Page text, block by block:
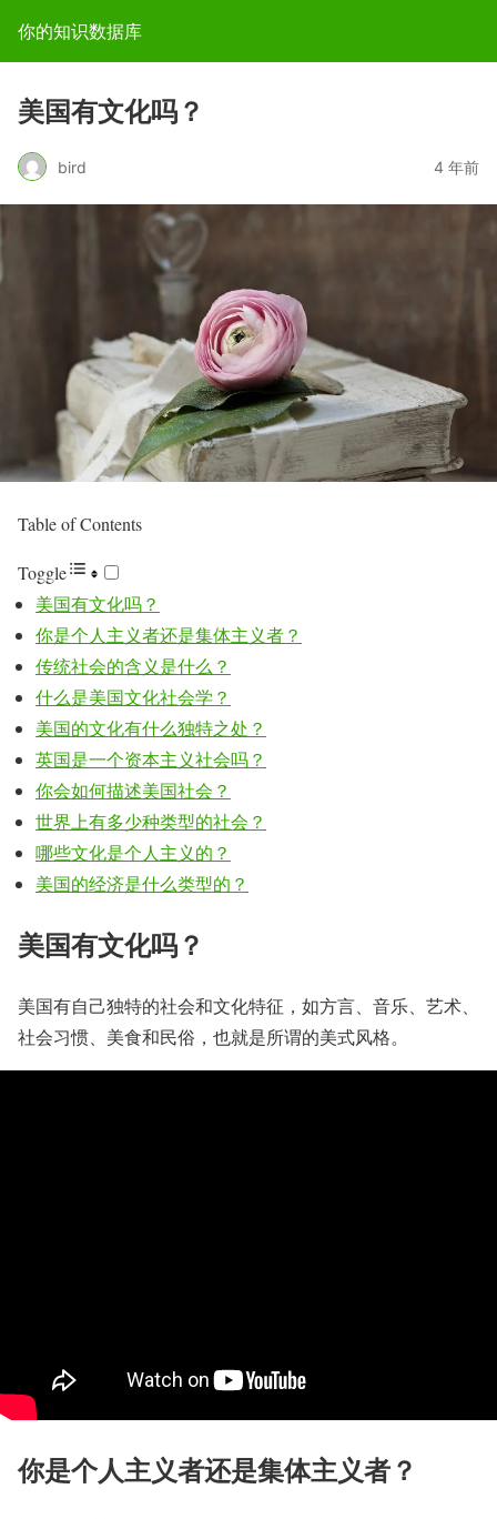
你的知识数据库
美国有文化吗？
bird 4 年前
Table of Contents
Toggle
美国有文化吗？
你是个人主义者还是集体主义者？
传统社会的含义是什么？
什么是美国文化社会学？
美国的文化有什么独特之处？
英国是一个资本主义社会吗？
你会如何描述美国社会？
世界上有多少种类型的社会？
哪些文化是个人主义的？
美国的经济是什么类型的？
美国有文化吗？
美国有自己独特的社会和文化特征，如方言、音乐、艺术、
社会习惯、美食和民俗，也就是所谓的美式风格。
你是个人主义者还是集体主义者？